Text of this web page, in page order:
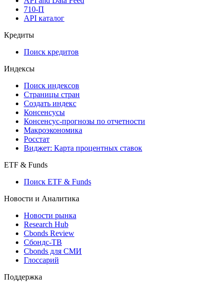
710-П
API каталог
Кредиты
Поиск кредитов
Индексы
Поиск индексов
Страницы стран
Создать индекс
Консенсусы
Консенсус-прогнозы по отчетности
Макроэкономика
Росстат
Виджет: Карта процентных ставок
ETF & Funds
Поиск ETF & Funds
Новости и Аналитика
Новости рынка
Research Hub
Cbonds Review
Сбондс-ТВ
Cbonds для СМИ
Глоссарий
Поддержка